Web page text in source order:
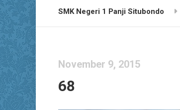
SMK Negeri 1 Panji Situbondo
November 9, 2015
68